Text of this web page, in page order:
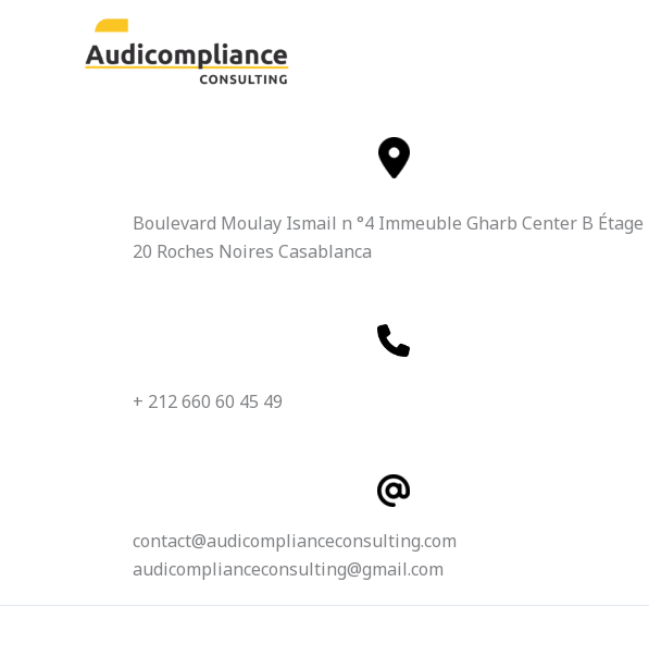
Boulevard Moulay Ismail n °4 Immeuble Gharb Center B Étage
20 Roches Noires Casablanca
+ 212 660 60 45 49
contact@audicomplianceconsulting.com
audicomplianceconsulting@gmail.com